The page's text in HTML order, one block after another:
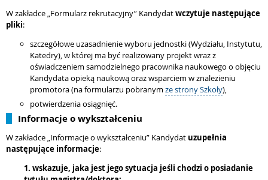
W zakładce „Formularz rekrutacyjny” Kandydatwczytuje następujące
pliki:
szczegółowe uzasadnienie wyboru jednostki (Wydziału, Instytutu,
Katedry), w której ma być realizowany projekt wraz z
oświadczeniem samodzielnego pracownika naukowego o objęciu
Kandydata opieką naukową oraz wsparciem w znalezieniu
promotora (na formularzu pobranym ze strony Szkoły),
potwierdzenia osiągnięć.
Informacje o wykształceniu
W zakładce „Informacje o wykształceniu” Kandydat uzupełnia
następujące informacje:
1. wskazuje, jaka jest jego sytuacja jeśli chodzi o posiadanie